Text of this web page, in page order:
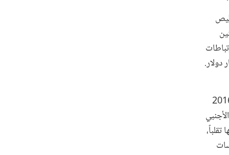
الدخل بأكثر من الضعف في عام 2016 لتبلغ 84 مليار دولار.
المالية، تراجع الاستثمار الأجنبي المباشر بنسبة 11% في عام 2016
الأجنبي